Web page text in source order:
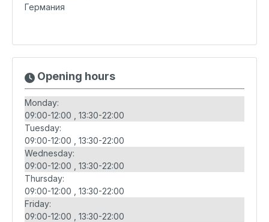
Германия
Opening hours
Monday:
09:00-12:00
13:30-22:00
Tuesday:
09:00-12:00
13:30-22:00
Wednesday:
09:00-12:00
13:30-22:00
Thursday:
09:00-12:00
13:30-22:00
Friday:
09:00-12:00
13:30-22:00